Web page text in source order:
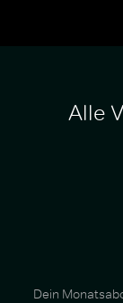
Alle
Dein